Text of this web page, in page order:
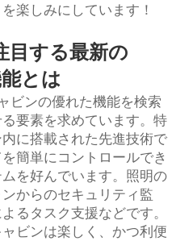
楽しみにしています！
目する最新の
とは
ビンの優れた機能を検索
要素を求めています。特
に搭載された先進技術で
簡単にコントロールでき
を好んでいます。照明の
からのセキュリティ監
るタスク支援などです。
ビンは楽しく、かつ利便